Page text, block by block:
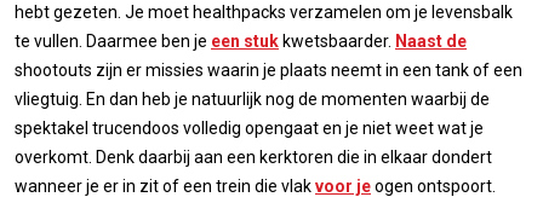
hebt gezeten. Je moet healthpacks verzamelen om je levensbalk
te vullen. Daarmee ben je een stuk kwetsbaarder. Naast de
shootouts zijn er missies waarin je plaats neemt in een tank of een
vliegtuig. En dan heb je natuurlijk nog de momenten waarbij de
spektakel trucendoos volledig opengaat en je niet weet wat je
overkomt. Denk daarbij aan een kerktoren die in elkaar dondert
wanneer je er in zit of een trein die vlakvoor jeogen ontspoort.